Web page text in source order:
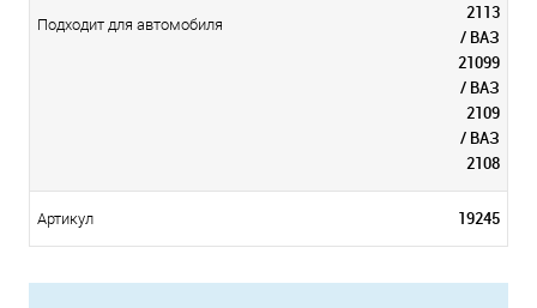
Подходит для автомобиля
2113
/ ВАЗ
21099
/ ВАЗ
2109
/ ВАЗ
2108
Артикул 19245